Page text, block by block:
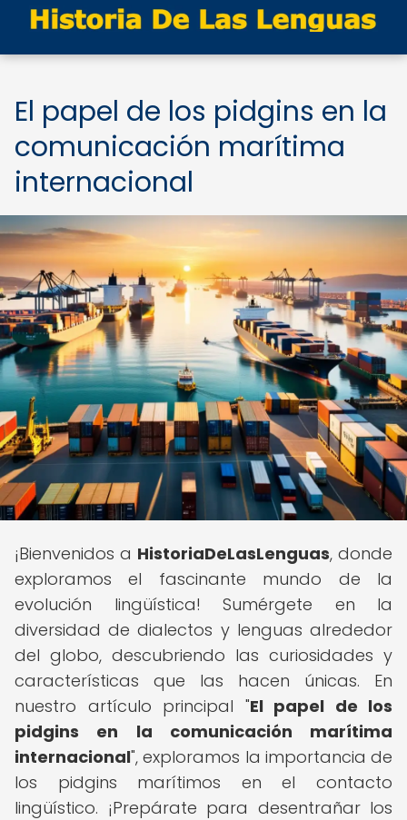
El papel de los pidgins en la
comunicación marítima
internacional
¡Bienvenidos a HistoriaDeLasLenguas, donde
exploramos el fascinante mundo de la
evolución lingüística! Sumérgete en la
diversidad de dialectos y lenguas alrededor
del globo, descubriendo las curiosidades y
características que las hacen únicas. En
nuestro artículo principal "El papel de los
pidgins en la comunicación marítima
internacional", exploramos la importancia de
los pidgins marítimos en el contacto
lingüístico. ¡Prepárate para desentrañar los